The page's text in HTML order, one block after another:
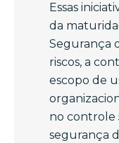
Essas
da
Segurança
riscos, a
escopo de
no controle
segurança